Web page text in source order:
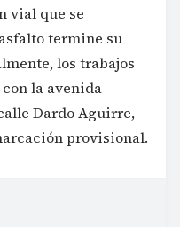
vial que se
termine su
los trabajos
la avenida
Dardo Aguirre,
provisional.